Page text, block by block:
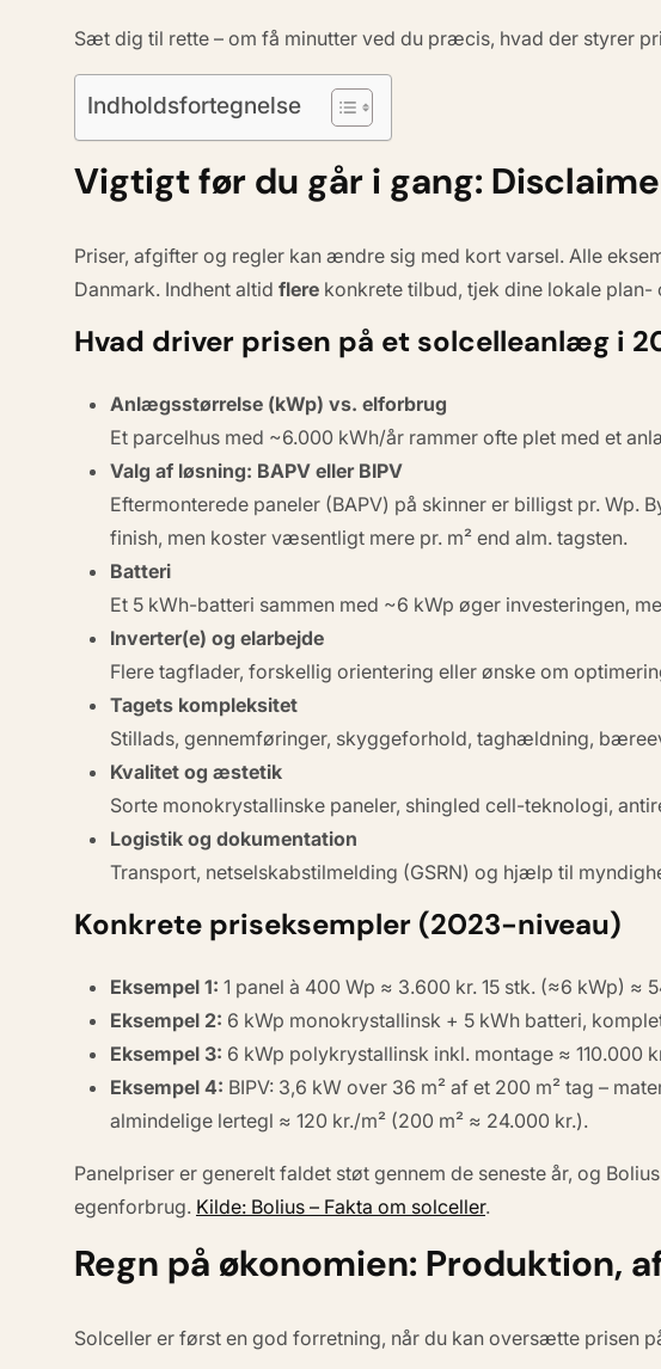
Sæt dig til rette – om få minutter ved du præcis, hvad der styrer
Indholdsfortegnelse
Vigtigt før du går i gang:
Priser, afgifter og regler kan ændre sig med kort varsel. Alle
Danmark. Indhent altid flere konkrete tilbud, tjek dine lokale
Hvad driver prisen på et solcelleanlæg i
Anlægsstørrelse (kWp) vs. elforbrug
Et parcelhus med ~6.000 kWh/år rammer ofte plet med et
Valg af løsning: BAPV eller BIPV
Eftermonterede paneler (BAPV) på skinner er billigst pr.
finish, men koster væsentligt mere pr. m² end alm. tagsten.
Batteri
Et 5 kWh-batteri sammen med ~6 kWp øger investeringen,
Inverter(e) og elarbejde
Flere tagflader, forskellig orientering eller ønske om
Tagets kompleksitet
Stillads, gennemføringer, skyggeforhold, taghældning,
Kvalitet og æstetik
Sorte monokrystallinske paneler, shingled cell-teknologi,
Logistik og dokumentation
Transport, netselskabs­tilmelding (GSRN) og hjælp til
Konkrete priseksempler (2023-niveau)
Eksempel 1: 1 panel à 400 Wp ≈ 3.600 kr. 15 stk. (≈6 kWp) ≈
Eksempel 2: 6 kWp monokrystallinsk + 5 kWh batteri,
Eksempel 3: 6 kWp polykrystallinsk inkl. montage ≈ 110.000
Eksempel 4: BIPV: 3,6 kW over 36 m² af et 200 m² tag –
almindelige lertegl ≈ 120 kr./m² (200 m² ≈ 24.000 kr.).
Panelpriser er generelt faldet støt gennem de seneste år, og
egenforbrug. Kilde: Bolius – Fakta om solceller.
Regn på økonomien: Produktion,
Solceller er først en god forretning, når du kan oversætte prisen